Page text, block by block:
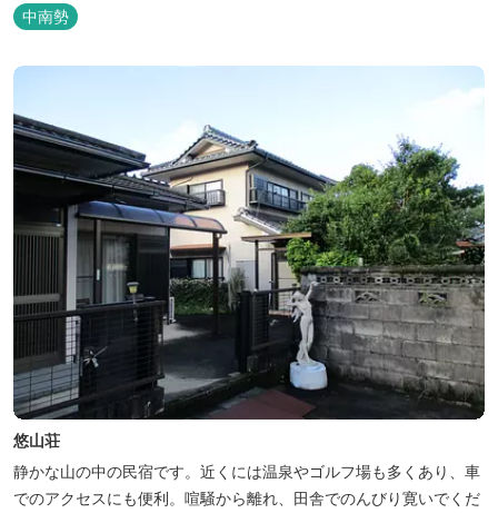
中南勢
悠山荘
静かな山の中の民宿です。近くには温泉やゴルフ場も多くあり、車
でのアクセスにも便利。喧騒から離れ、田舎でのんびり寛いでくだ